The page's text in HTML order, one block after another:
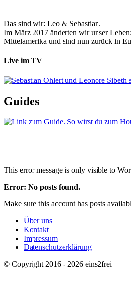
Das sind wir: Leo & Sebastian.
Im März 2017 änderten wir unser
Mittelamerika und sind nun zurück in
Live im TV
Guides
This error message is only visible to
Error: No posts found.
Make sure this account has posts
Über uns
Kontakt
Impressum
Datenschutzerklärung
© Copyright 2016 - 2026 eins2frei